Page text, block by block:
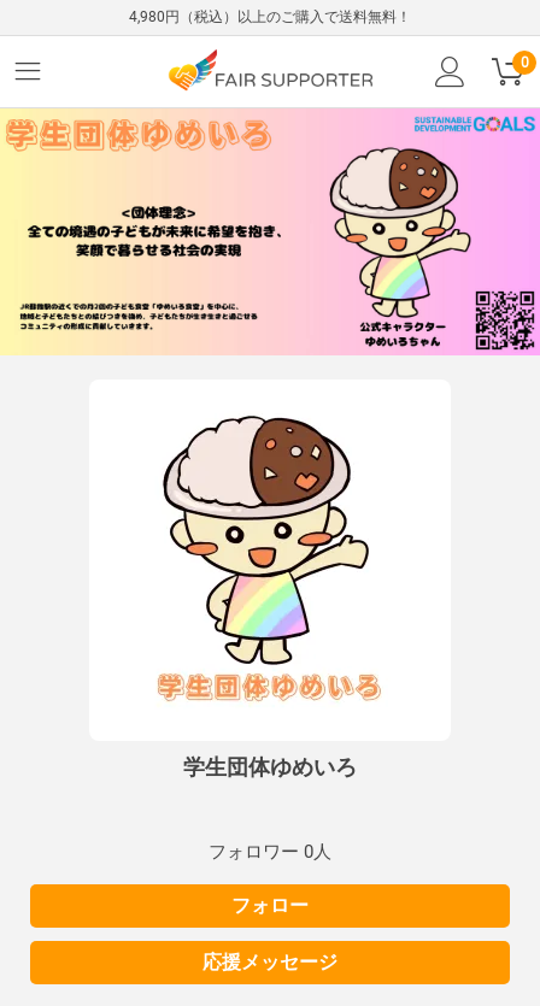
4,980円（税込）以上のご購入で送料無料！
0
学生団体ゆめいろ
フォロワー 0人
フォロー
応援メッセージ